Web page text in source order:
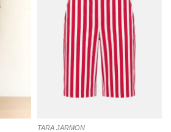
TARA JARMON